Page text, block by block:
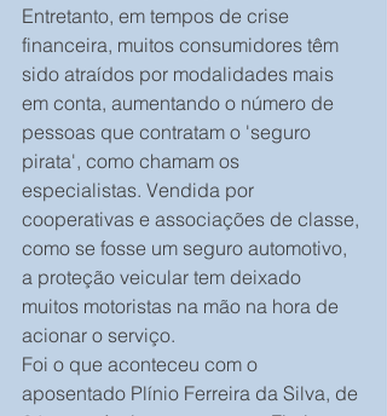
Entretanto, em tempos de crise
financeira, muitos consumidores têm
sido atraídos por modalidades mais
em conta, aumentando o número de
pessoas que contratam o 'seguro
pirata', como chamam os
especialistas. Vendida por
cooperativas e associações de classe,
como se fosse um seguro automotivo,
a proteção veicular tem deixado
muitos motoristas na mão na hora de
acionar o serviço.
Foi o que aconteceu com o
aposentado Plínio Ferreira da Silva, de